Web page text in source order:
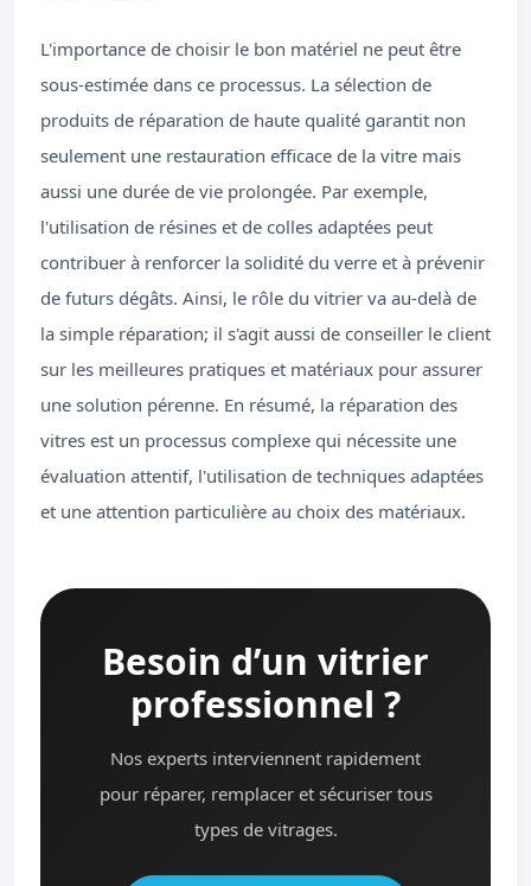
L'importance de choisir le bon matériel ne peut être
sous-estimée dans ce processus. La sélection de
produits de réparation de haute qualité garantit non
seulement une restauration efficace de la vitre mais
aussi une durée de vie prolongée. Par exemple,
l'utilisation de résines et de colles adaptées peut
contribuer à renforcer la solidité du verre et à prévenir
de futurs dégâts. Ainsi, le rôle du vitrier va au-delà de
la simple réparation; il s'agit aussi de conseiller le client
sur les meilleures pratiques et matériaux pour assurer
une solution pérenne. En résumé, la réparation des
vitres est un processus complexe qui nécessite une
évaluation attentif, l'utilisation de techniques adaptées
et une attention particulière au choix des matériaux.
Besoin d’un vitrier
professionnel ?
Nos experts interviennent rapidement
pour réparer, remplacer et sécuriser tous
types de vitrages.